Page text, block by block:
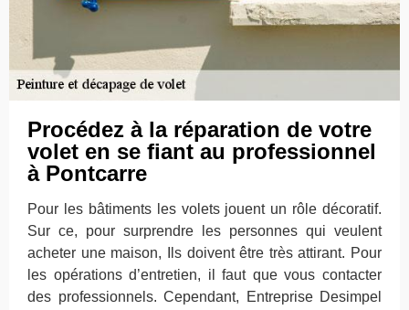
Procédez à la réparation de votre
volet en se fiant au professionnel
à Pontcarre
Pour les bâtiments les volets jouent un rôle décoratif.
Sur ce, pour surprendre les personnes qui veulent
acheter une maison, Ils doivent être très attirant. Pour
les opérations d’entretien, il faut que vous contacter
des professionnels. Cependant, Entreprise Desimpel